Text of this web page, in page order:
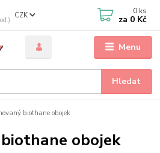
Menu
CZK
Hledat
0 ks
za 0 Kč
biothane obojek
obojek